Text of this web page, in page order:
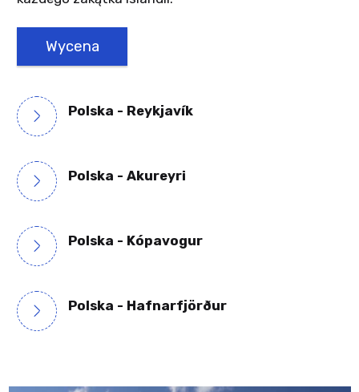
Wycena
Polska - Reykjavík
Polska - Akureyri
Polska - Kópavogur
Polska - Hafnarfjörður